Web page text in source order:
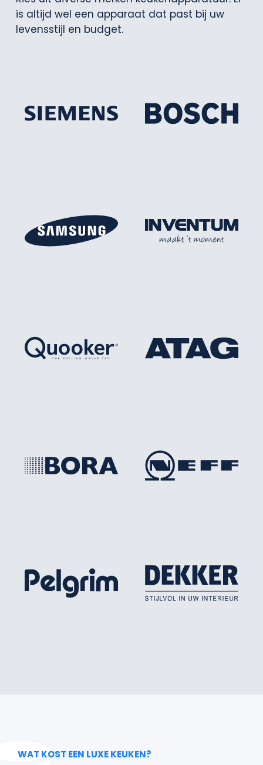
is altijd wel een apparaat dat past bij uw
levensstijl en budget.
WAT KOST EEN LUXE KEUKEN?